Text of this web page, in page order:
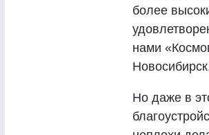
более
нами
Но даже в